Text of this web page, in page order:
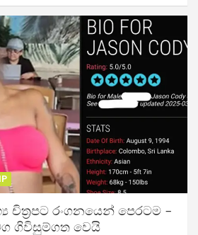
චිත්‍රපට රංගනයෙන් පෙරටම –
ගිවිසුම්ගත වෙයි